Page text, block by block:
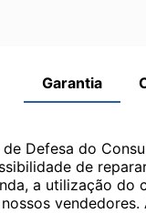
Garantia
Defesa do
de
a utilização
vendedores.